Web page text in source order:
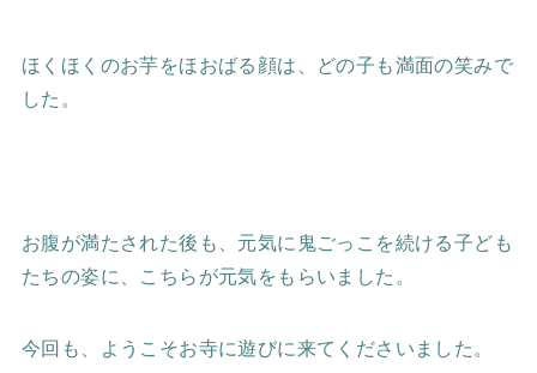
ほくほくのお芋をほおばる顔は、どの子も満面の笑みで
した。
お腹が満たされた後も、元気に鬼ごっこを続ける子ども
たちの姿に、こちらが元気をもらいました。
今回も、ようこそお寺に遊びに来てくださいました。